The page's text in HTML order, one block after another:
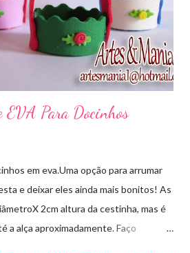
Para Docinhos
em eva.Uma opção para arrumar
e deixar eles ainda mais bonitos! As
2cm altura da cestinha, mas é
a alça aproximadamente. Faço